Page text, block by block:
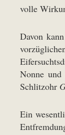
volle
Davon
Nonne
Schlitzohr
Ein